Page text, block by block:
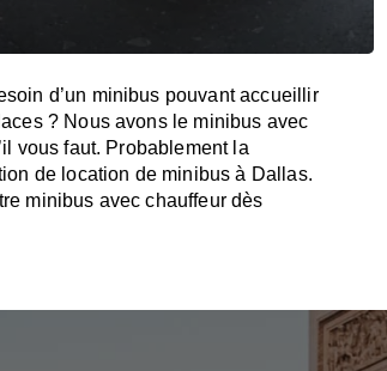
d’un minibus pouvant accueillir
? Nous avons le minibus avec
vous faut. Probablement la
de location de minibus à Dallas.
minibus avec chauffeur dès